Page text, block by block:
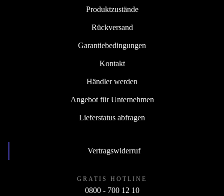
Produktzustände
Rückversand
Garantiebedingungen
Kontakt
Händler werden
Angebot für Unternehmen
Lieferstatus abfragen
Vertragswiderruf
GRATIS HOTLINE
0800 - 700 12 10